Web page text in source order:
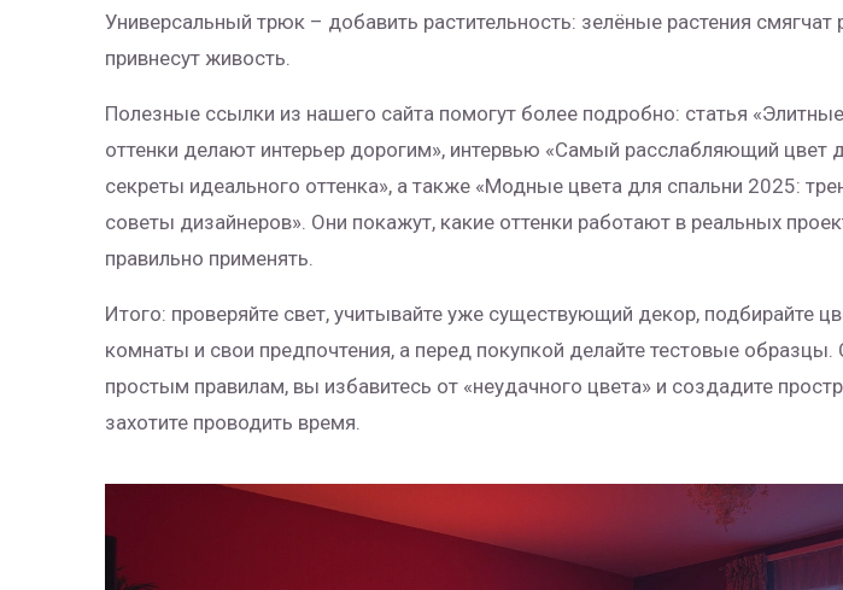
Универсальный трюк – добавить растительность: зелёные растения смягчат
привнесут живость.
Полезные ссылки из нашего сайта помогут более подробно: статья
оттенки делают интерьер дорогим», интервью «Самый расслабляющий цвет
секреты идеального оттенка», а также «Модные цвета для спальни 2025:
советы дизайнеров». Они покажут, какие оттенки работают в реальных
правильно применять.
Итого: проверяйте свет, учитывайте уже существующий декор, подбирайте
комнаты и свои предпочтения, а перед покупкой делайте тестовые образцы.
простым правилам, вы избавитесь от «неудачного цвета» и создадите
захотите проводить время.